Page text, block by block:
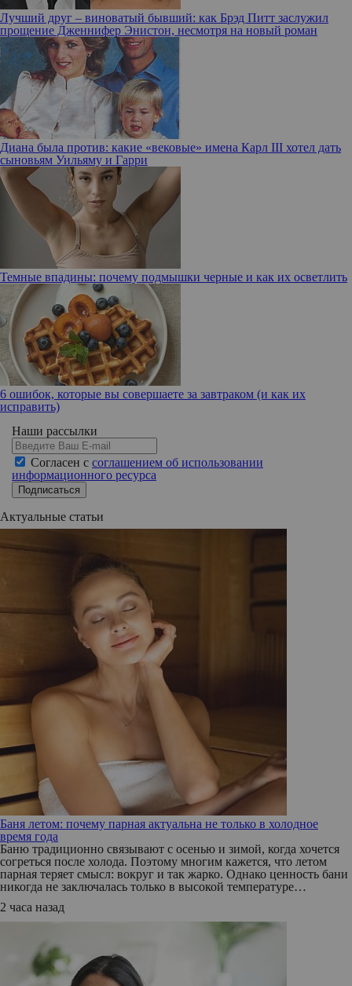
Лучший друг – виноватый бывший: как Брэд Питт заслужил
прощение Дженнифер Энистон, несмотря на новый роман
Диана была против: какие «вековые» имена Карл III хотел дать
сыновьям Уильяму и Гарри
Темные впадины: почему подмышки черные и как их осветлить
6 ошибок, которые вы совершаете за завтраком (и как их
исправить)
Наши рассылки
Согласен с соглашением об использовании
информационного ресурса
Подписаться
Актуальные статьи
Баня летом: почему парная актуальна не только в холодное
время года
Баню традиционно связывают с осенью и зимой, когда хочется
согреться после холода. Поэтому многим кажется, что летом
парная теряет смысл: вокруг и так жарко. Однако ценность бани
никогда не заключалась только в высокой температуре…
2 часа назад